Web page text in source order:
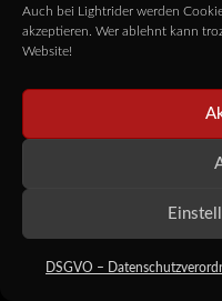
Auch bei Lightrider werden
akzeptieren. Wer ablehnt kann
Website!
DSGVO –